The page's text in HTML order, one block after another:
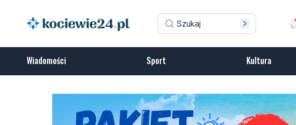
Wiadomości Sport Kultura